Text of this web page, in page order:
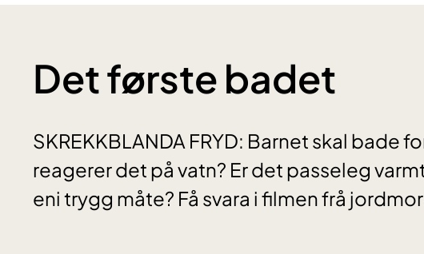
Det første badet
SKREKKBLANDA FRYD: Barnet skal bade
reagerer det på vatn? Er det passeleg
eni trygg måte? Få svara i filmen frå